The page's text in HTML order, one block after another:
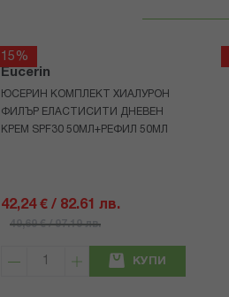
15%
Eucerin
ЮСЕРИН КОМПЛЕКТ ХИАЛУРОН
ФИЛЪР ЕЛАСТИСИТИ ДНЕВЕН
КРЕМ SPF30 50МЛ+РЕФИЛ 50МЛ
42,24 € / 82.61 лв.
49,69 € / 97.19 лв.
КУПИ